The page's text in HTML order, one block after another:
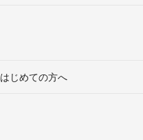
はじめての方へ